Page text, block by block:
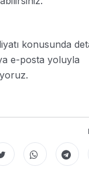
konusunda
e-posta yoluyla